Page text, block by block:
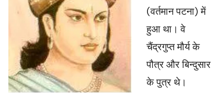
(वर्तमान पटना) में
हुआ था। वे
चैंद्रगुप्त मौर्य के
पौत्र और बिन्दुसार
के पुत्र थे।